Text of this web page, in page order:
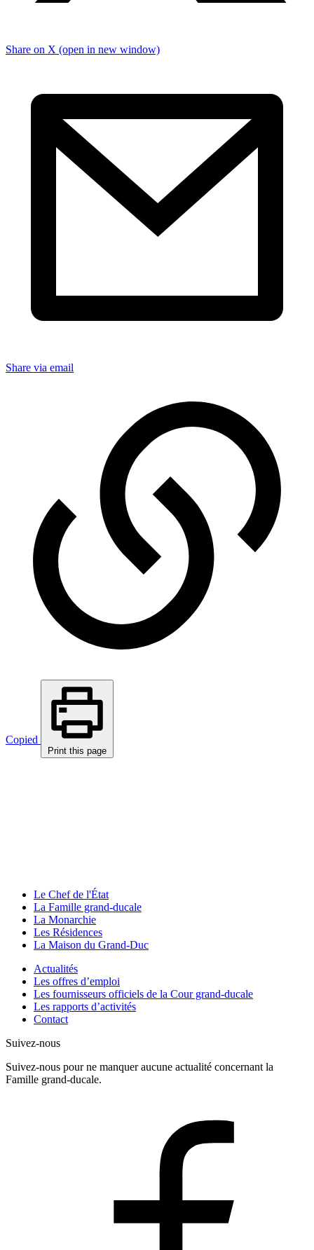
Share on X (open in new window)
Share via email
Copied
Print this page
Le Chef de l'État
La Famille grand-ducale
La Monarchie
Les Résidences
La Maison du Grand-Duc
Actualités
Les offres d’emploi
Les fournisseurs officiels de la Cour grand-ducale
Les rapports d’activités
Contact
Suivez-nous
Suivez-nous pour ne manquer aucune actualité concernant la
Famille grand-ducale.